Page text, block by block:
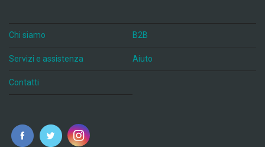
Chi siamo B2B
Servizi e assistenza Aiuto
Contatti